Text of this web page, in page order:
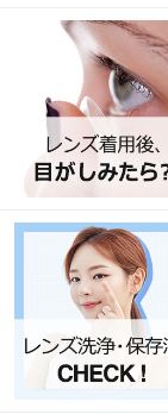
カラー
ブラウン
グレー
ヘーゼル
ブルー
透明
ハロウィンカラ
ケア用品